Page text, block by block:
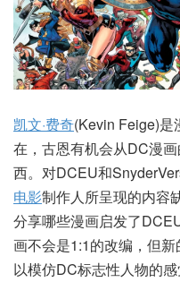
凯文·费奇(Kevin Feige)是
在，古恩有机会从DC漫
西。对DCEU和
电影制作人所呈现的内容
分享哪些漫画启发了
画不会是1:1的改编，但
以模仿DC标志性人物的